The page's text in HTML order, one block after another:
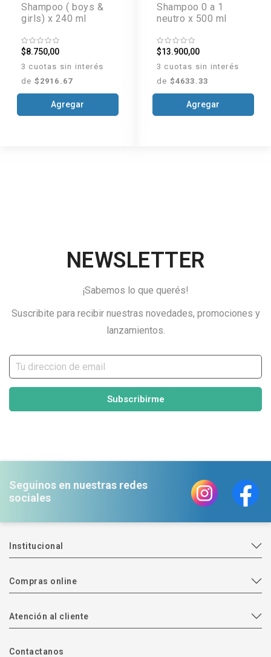
Shampoo ( boys &
girls) x 240 ml
$8.750,00
3 cuotas sin interés
de $2916.67
Agregar
Shampoo 0 a 1
neutro x 500 ml
$13.900,00
3 cuotas sin interés
de $4633.33
Agregar
NEWSLETTER
¡Sabemos lo que querés!
Suscribite para recibir nuestras novedades, promociones y
lanzamientos.
Subscribirme
Seguinos en nuestras redes
sociales
Institucional
Compras online
Atención al cliente
Contactanos